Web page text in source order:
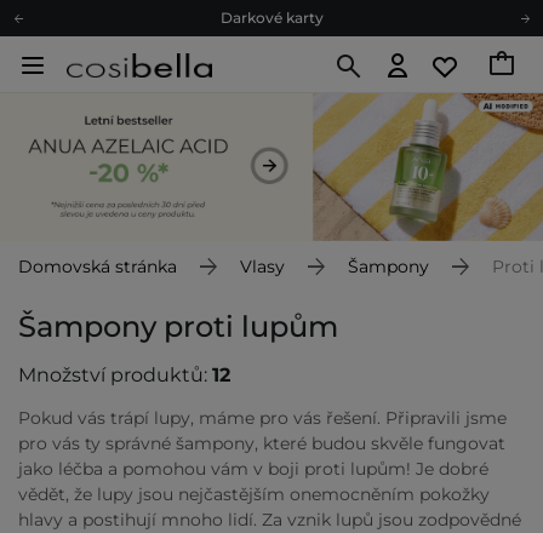
Darkové karty
Odeslání do 24 hod.
Darkové karty
Ekologické balení
Domovská stránka Vlasy Šampony Proti
Šampony proti lupům
Množství produktů: 12
Pokud vás trápí lupy, máme pro vás řešení. Připravili jsme
pro vás ty správné šampony, které budou skvěle fungovat
jako léčba a pomohou vám v boji proti lupům! Je dobré
vědět, že lupy jsou nejčastějším onemocněním pokožky
hlavy a postihují mnoho lidí. Za vznik lupů jsou zodpovědné